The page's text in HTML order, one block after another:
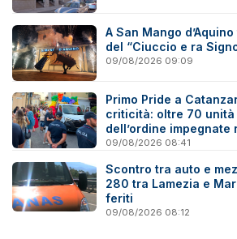
A San Mango
del “Ciuccio e ra
09/08/2026 09:09
Primo Pride a
criticità: oltre 70
dell’ordine impegnate
09/08/2026 08:41
Scontro tra auto e
280 tra Lamezia e
feriti
09/08/2026 08:12